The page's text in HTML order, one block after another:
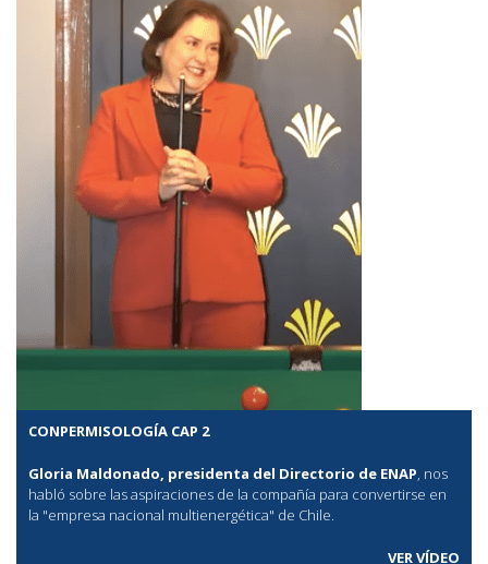
CONPERMISOLOGÍA CAP 2
Gloria Maldonado, presidenta del Directorio de ENAP, nos
habló sobre las aspiraciones de la compañía para convertirse en
la "empresa nacional multienergética" de Chile.
VER VÍDEO